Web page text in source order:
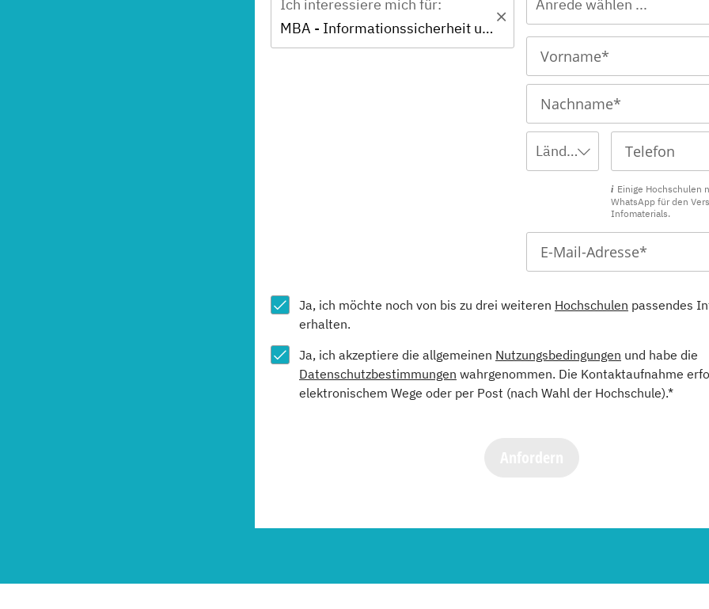
Ich interessiere mich für:
MBA - Informationssicherheit und IT-Risikomanagement – Professional (in Kooperation mit der Hochschule Burgenland)
Anrede wählen ...
Ländervorwahl wählen ...
Einige Hochschulen
WhatsApp für den
Infomaterials.
Ja, ich möchte noch von bis zu drei weiteren Hochschulen passendes
erhalten.
Ja, ich akzeptiere die allgemeinen Nutzungsbedingungen und habe die
Datenschutzbestimmungen wahrgenommen. Die Kontaktaufnahme
elektronischem Wege oder per Post (nach Wahl der Hochschule).*